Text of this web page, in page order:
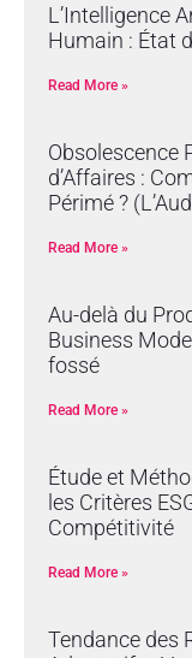
L’Intelligence
Humain : État
Read More »
Obsolescence
d’Affaires :
Périmé ?
Read More »
Au-delà du
Business
fossé
Read More »
Étude et
les Critères
Compétitivité
Read More »
Tendance des